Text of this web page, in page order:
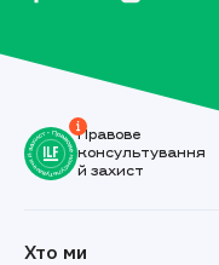
Хто ми
Правове
консультування
й захист